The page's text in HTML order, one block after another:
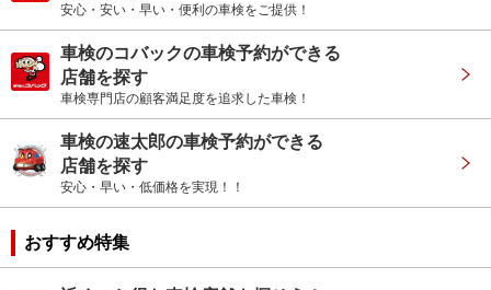
安心・安い・早い・便利の車検をご提供！
車検のコバックの車検予約ができる
店舗を探す
車検専門店の顧客満足度を追求した車検！
車検の速太郎の車検予約ができる
店舗を探す
安心・早い・低価格を実現！！
おすすめ特集